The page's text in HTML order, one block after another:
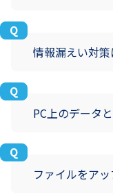
情報漏えい対策
PC上のデータ
ファイルをア